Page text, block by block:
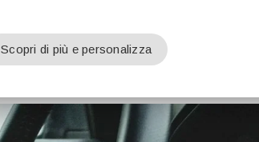
Scopri di più e personalizza